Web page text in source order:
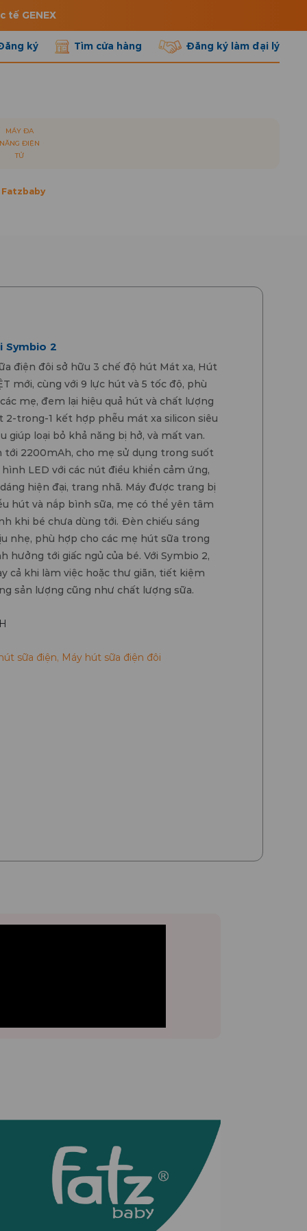
tế GENEX
ký Tìm cửa hàng Đăng ký làm đại lý
MÁY ĐA
NĂNG ĐIỆN
TỬ
Symbio 2
điện đôi sở hữu 3 chế độ hút Mát xa, Hút
mới, cùng với 9 lực hút và 5 tốc độ, phù
mẹ, đem lại hiệu quả hút và chất lượng
2-trong-1 kết hợp phễu mát xa silicon siêu
giúp loại bỏ khả năng bị hở, và mất van.
tới 2200mAh, cho mẹ sử dụng trong suốt
LED với các nút điều khiển cảm ứng,
hiện đại, trang nhã. Máy được trang bị
hút và nắp bình sữa, mẹ có thể yên tâm
khi bé chưa dùng tới. Đèn chiếu sáng
nhẹ, phù hợp cho các mẹ hút sữa trong
hưởng tới giấc ngủ của bé. Với Symbio 2,
cả khi làm việc hoặc thư giãn, tiết kiệm
sản lượng cũng như chất lượng sữa.
sữa điện, Máy hút sữa điện đôi